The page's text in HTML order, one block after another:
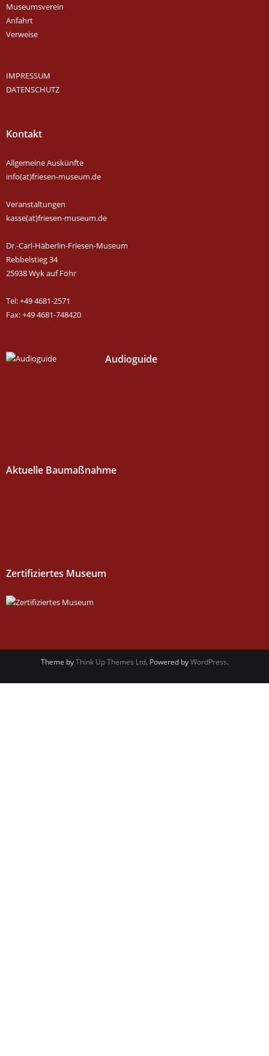
Museumsverein
Anfahrt
Verweise
IMPRESSUM
DATENSCHUTZ
Kontakt
Allgemeine Auskünfte
info(at)friesen-museum.de
Veranstaltungen
kasse(at)friesen-museum.de
Dr.-Carl-Häberlin-Friesen-Museum
Rebbelstieg 34
25938 Wyk auf Föhr
Tel: +49 4681-2571
Fax: +49 4681-748420
Audioguide
Aktuelle Baumaßnahme
Zertifiziertes Museum
Theme byThink Up Themes Ltd. Powered byWordPress.